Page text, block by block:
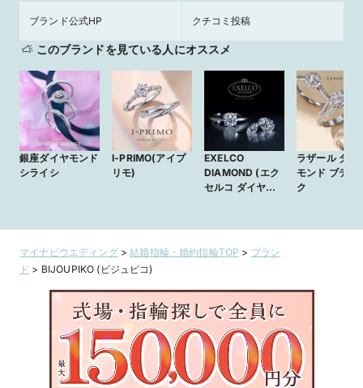
ビジュピコ青森店が弘前市へ移転リニューアルオープ
ン！日本最大級のブライダルジュエリー自社工場を併
設した新店舗が誕生！
2025/11/11
2025年11月11日（火）、ビジュピコ青森店は青森県弘前市に移
転し、約250坪のブライダルジュエリー工場併設店舗としてリ
ニューアルオープンいたしました。
◆自社工場だから叶う “高品質 × 適正価格”
ビジュピコのオリジナルブランドのブライダルジュエリーは、
います。
品仕上げといったアフターケアも⾃社⼯場で対応。
お客様が⽣涯ともに過ごす⼤切なジュエリーを、末永くご使⽤
いただけるよう、安⼼のサポート体制を整えています。
低価格で、高品質。
ビジュピコのブライダルリングには「全てのカップルに指輪を
ブランド公式HP クチコミ投稿
このブランドを見ている人にオススメ
銀座ダイヤモンド
シライシ
I-PRIMO(アイプ
リモ)
EXELCO
DIAMOND (エク
セルコ ダイヤモ
ラザール ダイ
モンド ブティ
ク
マイナビウエディング>結婚指輪・婚約指輪TOP > ブラン
ド > BIJOUPIKO (ビジュピコ)